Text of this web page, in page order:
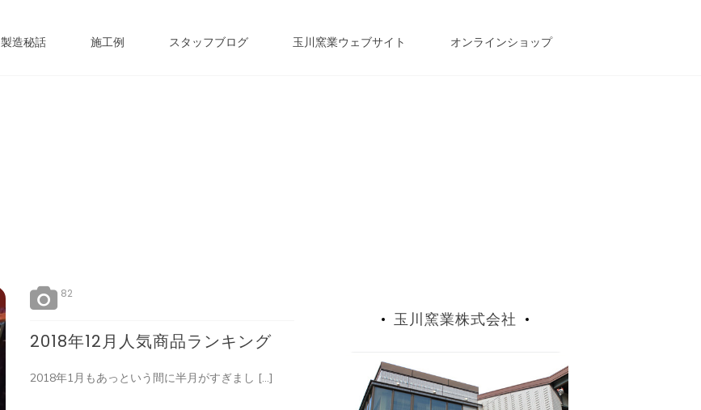
製造秘話 施工例 スタッフブログ 玉川窯業ウェブサイト オンラインショップ
82
2018年12月人気商品ランキング
2018年1月もあっという間に半月がすぎまし […]
玉川窯業株式会社